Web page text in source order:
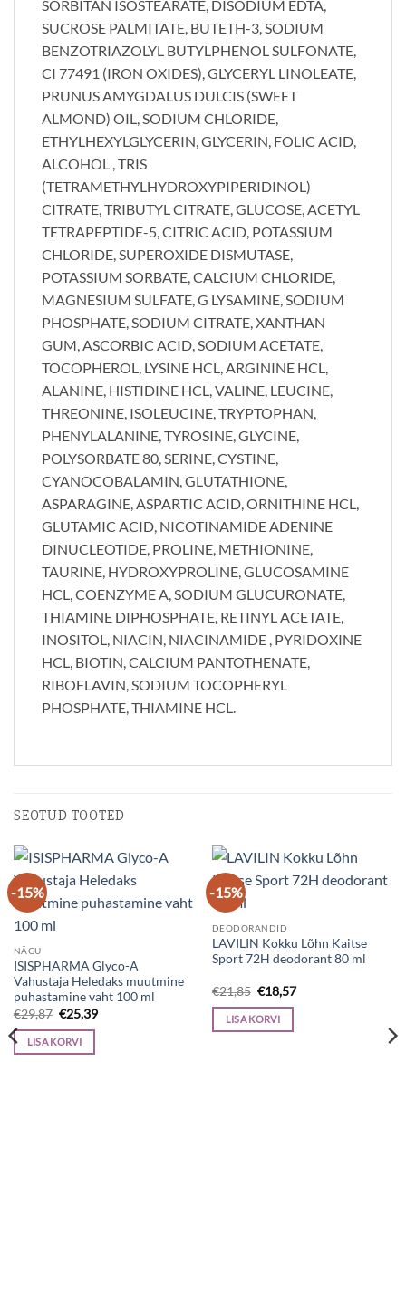
SORBITAN ISOSTEARATE, DISODIUM EDTA,
SUCROSE PALMITATE, BUTETH-3, SODIUM
BENZOTRIAZOLYL BUTYLPHENOL SULFONATE,
CI 77491 (IRON OXIDES), GLYCERYL LINOLEATE,
PRUNUS AMYGDALUS DULCIS (SWEET
ALMOND) OIL, SODIUM CHLORIDE,
ETHYLHEXYLGLYCERIN, GLYCERIN, FOLIC ACID,
ALCOHOL , TRIS
(TETRAMETHYLHYDROXYPIPERIDINOL)
CITRATE, TRIBUTYL CITRATE, GLUCOSE, ACETYL
TETRAPEPTIDE-5, CITRIC ACID, POTASSIUM
CHLORIDE, SUPEROXIDE DISMUTASE,
POTASSIUM SORBATE, CALCIUM CHLORIDE,
MAGNESIUM SULFATE, G LYSAMINE, SODIUM
PHOSPHATE, SODIUM CITRATE, XANTHAN
GUM, ASCORBIC ACID, SODIUM ACETATE,
TOCOPHEROL, LYSINE HCL, ARGININE HCL,
ALANINE, HISTIDINE HCL, VALINE, LEUCINE,
THREONINE, ISOLEUCINE, TRYPTOPHAN,
PHENYLALANINE, TYROSINE, GLYCINE,
POLYSORBATE 80, SERINE, CYSTINE,
CYANOCOBALAMIN, GLUTATHIONE,
ASPARAGINE, ASPARTIC ACID, ORNITHINE HCL,
GLUTAMIC ACID, NICOTINAMIDE ADENINE
DINUCLEOTIDE, PROLINE, METHIONINE,
TAURINE, HYDROXYPROLINE, GLUCOSAMINE
HCL, COENZYME A, SODIUM GLUCURONATE,
THIAMINE DIPHOSPHATE, RETINYL ACETATE,
INOSITOL, NIACIN, NIACINAMIDE , PYRIDOXINE
HCL, BIOTIN, CALCIUM PANTOTHENATE,
RIBOFLAVIN, SODIUM TOCOPHERYL
PHOSPHATE, THIAMINE HCL.
SEOTUD TOOTED
-15%
NÄGU
ISISPHARMA Glyco-A
Vahustaja Heledaks muutmine
puhastamine vaht 100 ml
€29,87 Algne
hind
oli:
€29,87.
€25,39Current
LISA KORVI
-15%
DEODORANDID
LAVILIN Kokku Lõhn Kaitse
Sport 72H deodorant 80 ml
€21,85 Algne
hind
oli:
€21,85.
€18,57Current
LISA KORVI